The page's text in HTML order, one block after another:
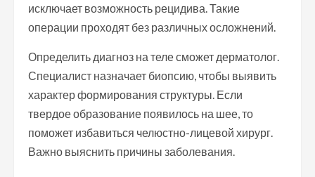
исключает возможность рецидива. Такие
операции проходят без различных осложнений.
Определить диагноз на теле сможет дерматолог.
Специалист назначает биопсию, чтобы выявить
характер формирования структуры. Если
твердое образование появилось на шее, то
поможет избавиться челюстно-лицевой хирург.
Важно выяснить причины заболевания.